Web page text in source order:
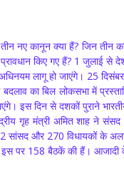
नए कानून क्या हैं? जिन तीन
किए गए हैं? 1 जुलाई से
अधिनयम लागू हो जाएंगे। 25
का बिल लोकसभा में
इस दिन से दशकों पुराने
गृह मंत्री अमित शाह ने संसद
सांसद और 270 विधायकों के
इस पर 158 बैठकें की हैं।